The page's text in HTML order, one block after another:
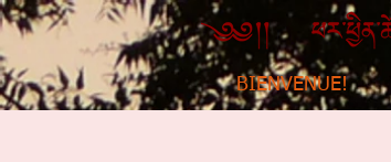
BIENVENUE!